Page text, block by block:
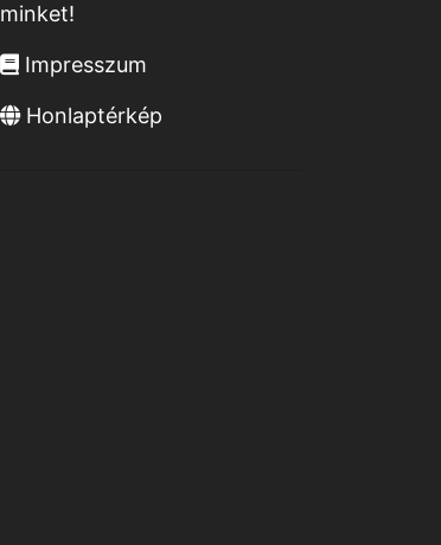
minket!
Impresszum
Honlaptérkép